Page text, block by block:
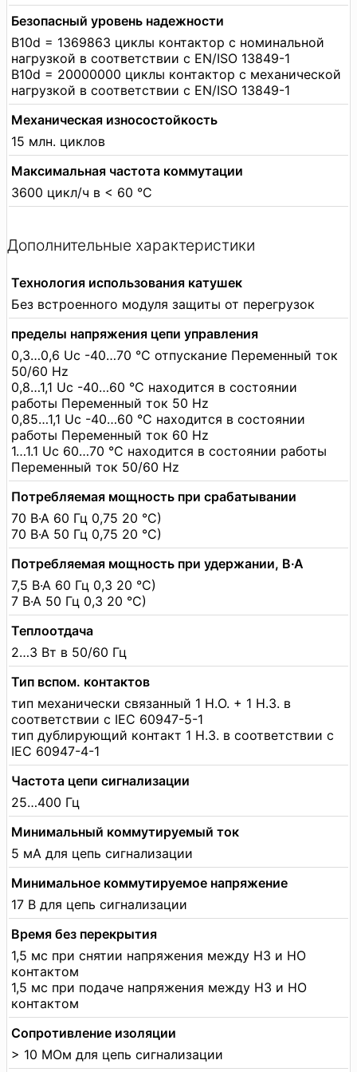
Безопасный уровень надежности
B10d = 1369863 циклы контактор с номинальной
нагрузкой в соответствии с EN/ISO 13849-1
B10d = 20000000 циклы контактор с механической
нагрузкой в соответствии с EN/ISO 13849-1
Механическая износостойкость
15 млн. циклов
Максимальная частота коммутации
3600 цикл/ч в < 60 °C
Дополнительные характеристики
Технология использования катушек
Без встроенного модуля защиты от перегрузок
пределы напряжения цепи управления
0,3…0,6 Uc -40…70 °C отпускание Переменный ток
50/60 Hz
0,8…1,1 Uc -40…60 °C находится в состоянии
работы Переменный ток 50 Hz
0,85…1,1 Uc -40…60 °C находится в состоянии
работы Переменный ток 60 Hz
1…1.1 Uc 60…70 °C находится в состоянии работы
Переменный ток 50/60 Hz
Потребляемая мощность при срабатывании
70 В·А 60 Гц 0,75 20 °C)
70 В·А 50 Гц 0,75 20 °C)
Потребляемая мощность при удержании, В·А
7,5 В·А 60 Гц 0,3 20 °C)
7 В·А 50 Гц 0,3 20 °C)
Теплоотдача
2…3 Вт в 50/60 Гц
Тип вспом. контактов
тип механически связанный 1 Н.О. + 1 Н.З. в
соответствии с IEC 60947-5-1
тип дублирующий контакт 1 Н.З. в соответствии с
IEC 60947-4-1
Частота цепи сигнализации
25…400 Гц
Минимальный коммутируемый ток
5 мА для цепь сигнализации
Минимальное коммутируемое напряжение
17 В для цепь сигнализации
Время без перекрытия
1,5 мс при снятии напряжения между НЗ и НО
контактом
1,5 мс при подаче напряжения между НЗ и НО
контактом
Сопротивление изоляции
> 10 МОм для цепь сигнализации